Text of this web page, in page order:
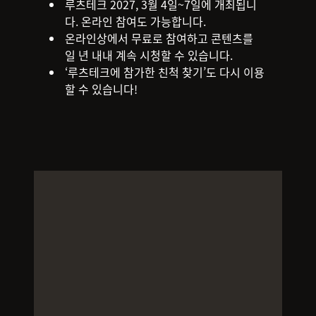
루츠테크 2027, 3월 4일~7일에 개최됩니
다. 온라인 참여도 가능합니다.
온라인상에서 무료로 참여하고 콘텐츠를
일 년 내내 계속 시청할 수 있습니다.
‘루츠테크에 참가한 친척 찾기’도 다시 이용
할 수 있습니다!